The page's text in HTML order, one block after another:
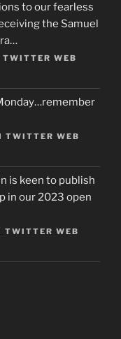
to our fearless
the Samuel
…
TWITTER WEB
TWITTER WEB
is keen to publish
in our 2023 open
TWITTER WEB